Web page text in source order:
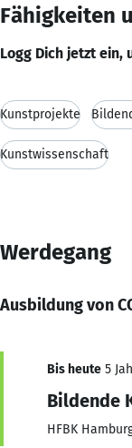
Fähigkeiten
Logg Dich jetzt ein,
Kunstprojekte
Kunstwissenschaft
Werdegang
Ausbildung von
Bis heute 5
Bildende
HFBK